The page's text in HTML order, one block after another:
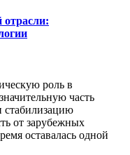
отрасли:
роль в
часть
стабилизацию
от зарубежных
оставалась одной